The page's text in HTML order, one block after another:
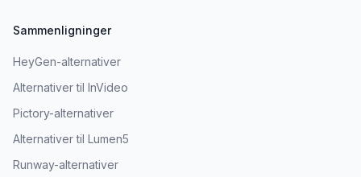
Sammenligninger
HeyGen-alternativer
Alternativer til InVideo
Pictory-alternativer
Alternativer til Lumen5
Runway-alternativer